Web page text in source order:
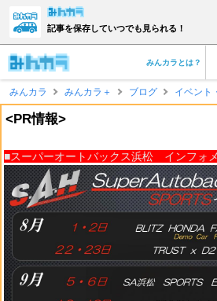
記事を保存していつでも見られる！
みんカラとは？
みんカラ みんカラ＋ ブログ イベント
<PR情報>
■スーパーオートバックス浜松 インフォ